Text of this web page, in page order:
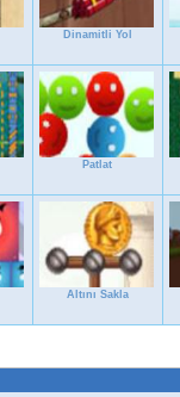
Dinamitli Yol
Patlat
Altını Sakla